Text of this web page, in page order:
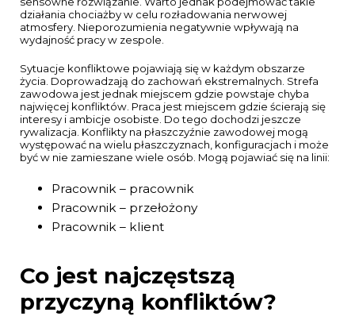
działania chociażby w celu rozładowania nerwowej
atmosfery. Nieporozumienia negatywnie wpływają na
wydajność pracy w zespole.
Sytuacje konfliktowe pojawiają się w każdym obszarze
życia. Doprowadzają do zachowań ekstremalnych. Strefa
zawodowa jest jednak miejscem gdzie powstaje chyba
najwięcej konfliktów. Praca jest miejscem gdzie ścierają się
interesy i ambicje osobiste. Do tego dochodzi jeszcze
rywalizacja. Konflikty na płaszczyźnie zawodowej mogą
występować na wielu płaszczyznach, konfiguracjach i może
być w nie zamieszane wiele osób. Mogą pojawiać się na linii:
Pracownik – pracownik
Pracownik – przełożony
Pracownik – klient
Co jest najczęstszą
przyczyną konfliktów?